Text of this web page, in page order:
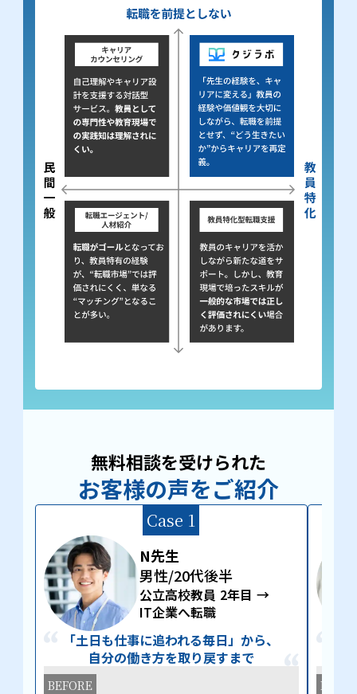
無料相談を受けられた
お客様の声をご紹介
Case 1
N先生
男性/20代後半
公立高校教員 2年目 →
IT企業へ転職
「土日も仕事に追われる毎日」から、
自分の働き方を取り戻すまで
BEFORE